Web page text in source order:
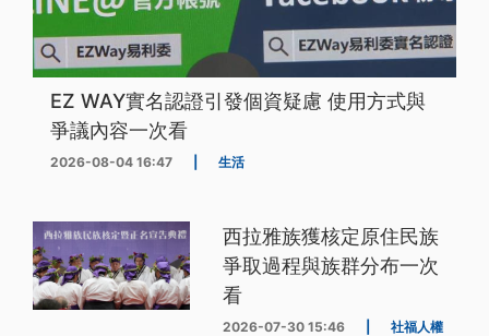
EZ WAY實名認證引發個資疑慮 使用方式與
爭議內容一次看
2026-08-04 16:47 生活
西拉雅族獲核定原住民族
爭取過程與族群分布一次
看
2026-07-30 15:46 社福人權